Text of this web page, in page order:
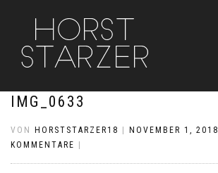
IMG_0633
VON HORSTSTARZER18 NOVEMBER 1, 2018
KOMMENTARE